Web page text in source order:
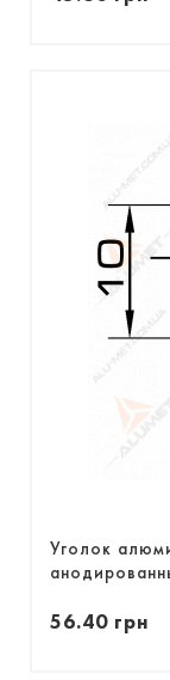
Уголок
56.40 грн